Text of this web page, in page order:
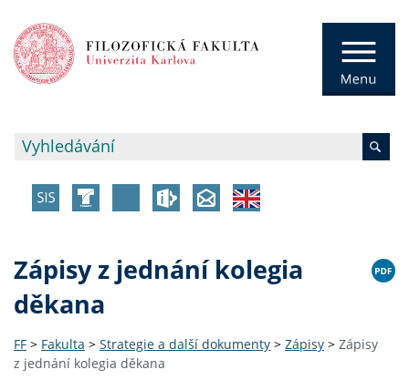
Zápisy z jednání kolegia
děkana
FF > Fakulta > Strategie a další dokumenty > Zápisy > Zápisy
z jednání kolegia děkana